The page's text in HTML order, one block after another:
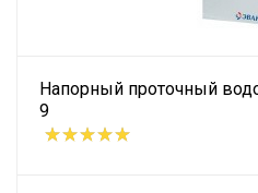
Напорный проточный
9